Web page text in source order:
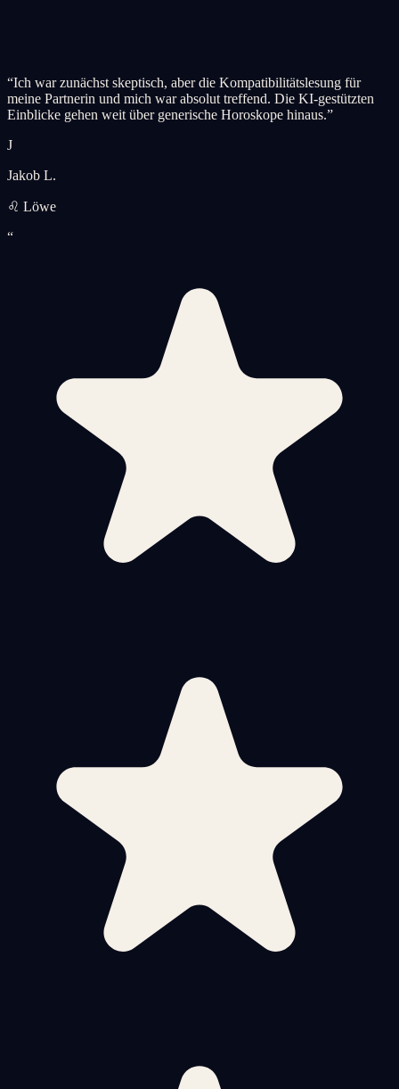
“Ich war zunächst skeptisch, aber die Kompatibilitätslesung für
meine Partnerin und mich war absolut treffend. Die KI-gestützten
Einblicke gehen weit über generische Horoskope hinaus.”
J
Jakob L.
♌ Löwe
“